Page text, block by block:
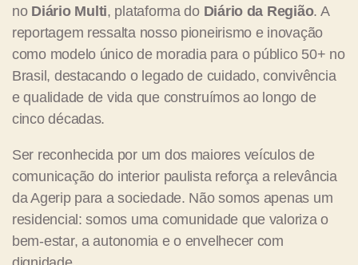
no Diário Multi, plataforma do Diário da Região. A
reportagem ressalta nosso pioneirismo e inovação
como modelo único de moradia para o público 50+ no
Brasil, destacando o legado de cuidado, convivência
e qualidade de vida que construímos ao longo de
cinco décadas.
Ser reconhecida por um dos maiores veículos de
comunicação do interior paulista reforça a relevância
da Agerip para a sociedade. Não somos apenas um
residencial: somos uma comunidade que valoriza o
bem-estar, a autonomia e o envelhecer com